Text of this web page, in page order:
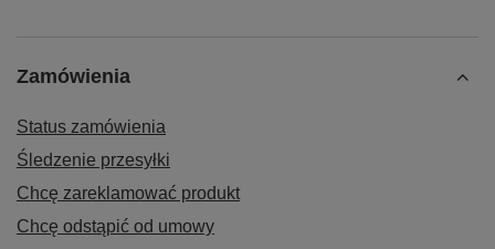
Zamówienia
Status zamówienia
Śledzenie przesyłki
Chcę zareklamować produkt
Chcę odstąpić od umowy